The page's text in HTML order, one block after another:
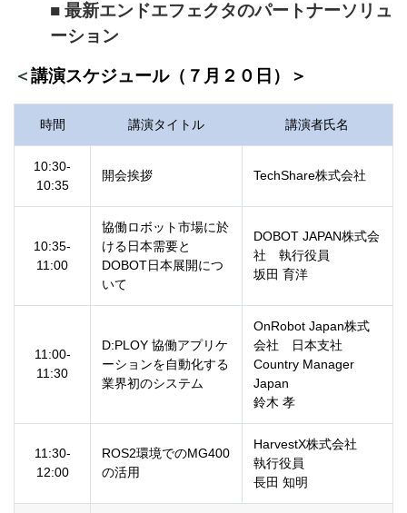
■ 最新エンドエフェクタのパートナーソリュ
ーション
＜講演スケジュール（７月２０日）＞
時間 講演タイトル 講演者氏名
10:30-
10:35
開会挨拶 TechShare株式会社
10:35-
11:00
協働ロボット市場に於
ける日本需要と
DOBOT日本展開につ
いて
DOBOT JAPAN株式会
社 執行役員
坂田 育洋
11:00-
11:30
D:PLOY 協働アプリケ
ーションを自動化する
業界初のシステム
OnRobot Japan株式
会社 日本支社
Country Manager
Japan
鈴木 孝
11:30-
12:00
ROS2環境でのMG400
の活用
HarvestX株式会社
執行役員
長田 知明